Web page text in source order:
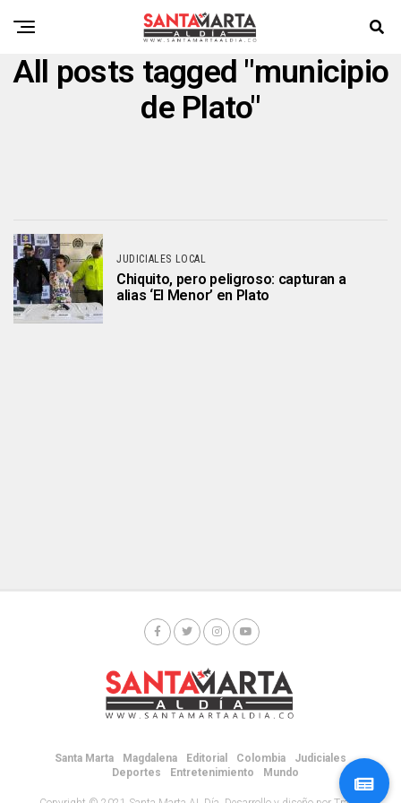
All posts tagged "municipio
de Plato"
JUDICIALES LOCAL
Chiquito, pero peligroso: capturan a
alias ‘El Menor’ en Plato
Santa Marta Magdalena Editorial Colombia
Judiciales
Deportes
Entretenimiento Mundo